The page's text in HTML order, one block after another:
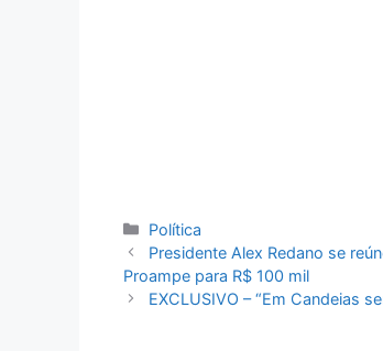
Categorias
Política
Presidente Alex Redano se
Proampe para R$ 100 mil
EXCLUSIVO – “Em Candeias